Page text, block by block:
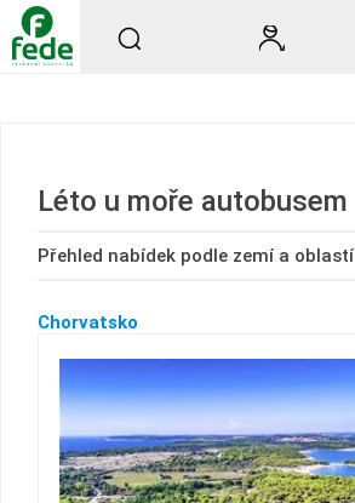
Léto u moře autobusem
Přehled nabídek podle zemí a oblastí
Chorvatsko